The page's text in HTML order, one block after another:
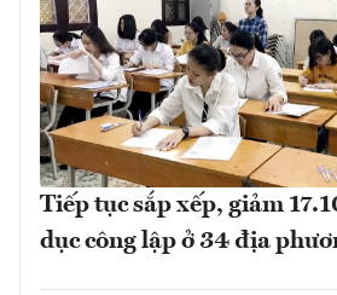
Tiếp tục sắp xếp, giảm
dục công lập ở 34 địa